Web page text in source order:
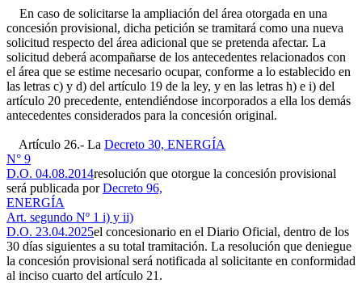
En caso de solicitarse la ampliación del área otorgada en una
concesión provisional, dicha petición se tramitará como una nueva
solicitud respecto del área adicional que se pretenda afectar. La
solicitud deberá acompañarse de los antecedentes relacionados con
el área que se estime necesario ocupar, conforme a lo establecido en
las letras c) y d) del artículo 19 de la ley, y en las letras h) e i) del
artículo 20 precedente, entendiéndose incorporados a ella los demás
antecedentes considerados para la concesión original.
Artículo 26.- La Decreto 30, ENERGÍA
N° 9
D.O. 04.08.2014resolución que otorgue la concesión provisional
será publicada porDecreto 96,
ENERGÍA
Art. segundo Nº 1 i) y ii)
D.O. 23.04.2025el concesionario en el Diario Oficial, dentro de los
30 días siguientes a su total tramitación. La resolución que deniegue
la concesión provisional será notificada al solicitante en conformidad
al inciso cuarto del artículo 21.